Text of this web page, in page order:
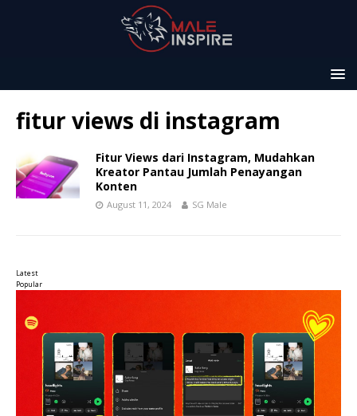
fitur views di instagram
Fitur Views dari Instagram, Mudahkan
Kreator Pantau Jumlah Penayangan
Konten
August 11, 2024 SG Male
Latest
Popular